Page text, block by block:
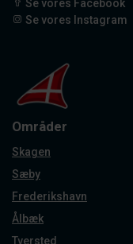
Se vores Facebook
Se vores Instagram
Områder
Skagen
Sæby
Frederikshavn
Ålbæk
Tversted